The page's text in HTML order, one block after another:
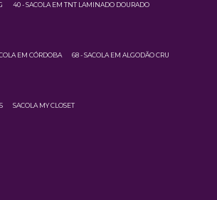
40 - SACOLA EM TNT LAMINADO DOURADO
EM CÓRDOBA 68 - SACOLA EM ALGODÃO CRU
SACOLA MY CLOSET